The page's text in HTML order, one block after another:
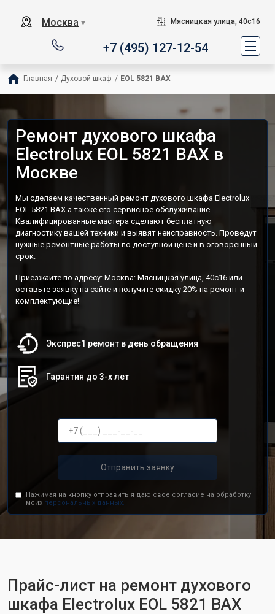
Москва ▼ Мясницкая улица, 40с16
+7 (495) 127-12-54
Главная / Духовой шкаф / EOL 5821 BAX
Ремонт духового шкафа
Electrolux EOL 5821 BAX в
Москве
Мы сделаем качественный ремонт духового шкафа Electrolux
EOL 5821 BAX а также его сервисное обслуживание.
Квалифицированные мастера сделают бесплатную
диагностику вашей техники и выявят неисправность. Проведут
нужные ремонтные работы по доступной цене и в оговоренный
срок.
Приезжайте по адресу: Москва: Мясницкая улица, 40с16 или
оставьте заявку на сайте и получите скидку 20% на ремонт и
комплектующие!
Экспрес1 ремонт в день обращения
Гарантия до 3-х лет
Отправить заявку
Нажимая на кнопку отправить я даю свое согласие на обработку
моих персональных данных.
Прайс-лист на ремонт духового
шкафа Electrolux EOL 5821 BAX